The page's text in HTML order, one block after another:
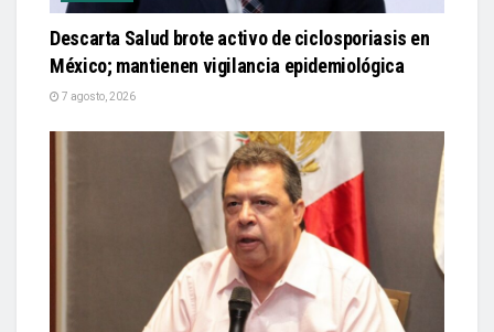
Descarta Salud brote activo de ciclosporiasis en
México; mantienen vigilancia epidemiológica
7 agosto, 2026